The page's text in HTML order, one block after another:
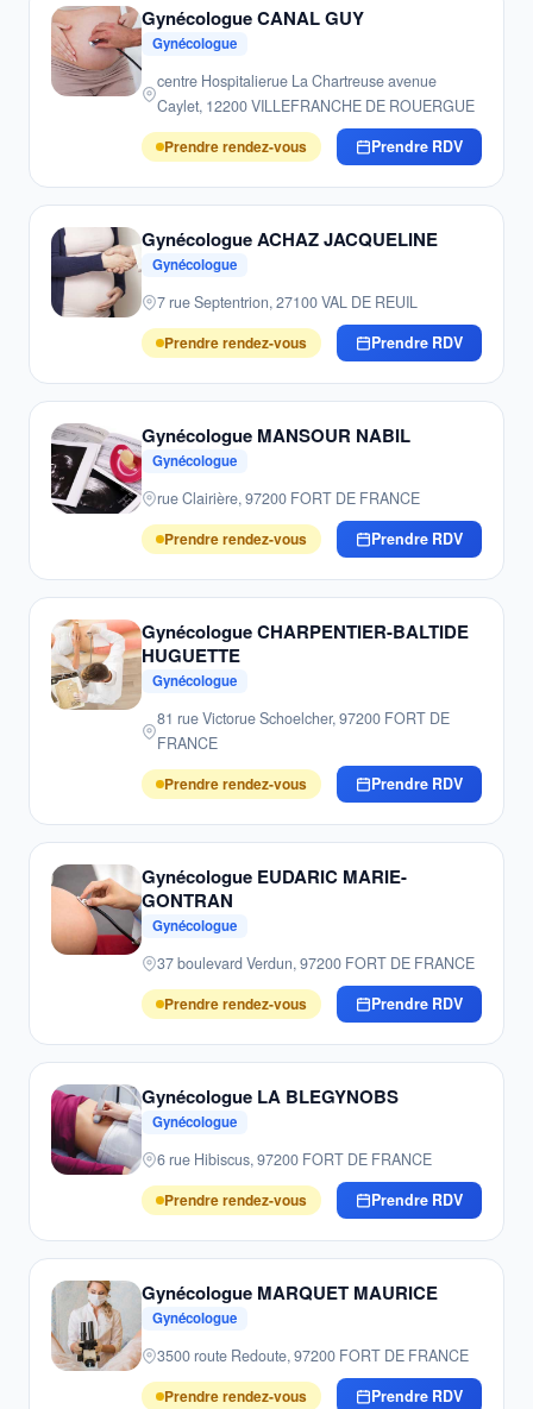
Gynécologue CANAL GUY
Gynécologue
centre Hospitalierue La Chartreuse avenue
Caylet, 12200 VILLEFRANCHE DE ROUERGUE
Prendre rendez-vous
Prendre RDV
Gynécologue ACHAZ JACQUELINE
Gynécologue
7 rue Septentrion, 27100 VAL DE REUIL
Prendre rendez-vous
Prendre RDV
Gynécologue MANSOUR NABIL
Gynécologue
rue Clairière, 97200 FORT DE FRANCE
Prendre rendez-vous
Prendre RDV
Gynécologue CHARPENTIER-BALTIDE
HUGUETTE
Gynécologue
81 rue Victorue Schoelcher, 97200 FORT DE
FRANCE
Prendre rendez-vous
Prendre RDV
Gynécologue EUDARIC MARIE-
GONTRAN
Gynécologue
37 boulevard Verdun, 97200 FORT DE FRANCE
Prendre rendez-vous
Prendre RDV
Gynécologue LA BLEGYNOBS
Gynécologue
6 rue Hibiscus, 97200 FORT DE FRANCE
Prendre rendez-vous
Prendre RDV
Gynécologue MARQUET MAURICE
Gynécologue
3500 route Redoute, 97200 FORT DE FRANCE
Prendre rendez-vous
Prendre RDV